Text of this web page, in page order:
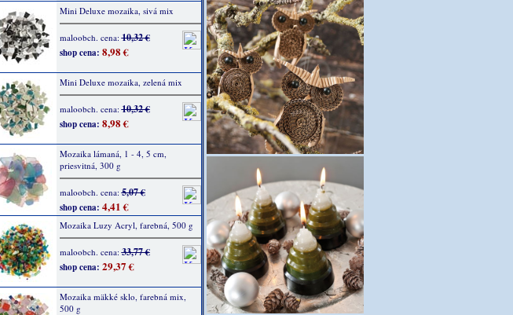
Mini Deluxe mozaika, sivá mix
maloobch. cena:10,32 €
shop cena: 8,98 €
Mini Deluxe mozaika, zelená mix
maloobch. cena:10,32 €
shop cena: 8,98 €
Mozaika lámaná, 1 - 4, 5 cm,
priesvitná, 300 g
maloobch. cena:5,07 €
shop cena: 4,41 €
Mozaika Luzy Acryl, farebná, 500 g
maloobch. cena:33,77 €
shop cena: 29,37 €
Mozaika mäkké sklo, farebná mix,
500 g